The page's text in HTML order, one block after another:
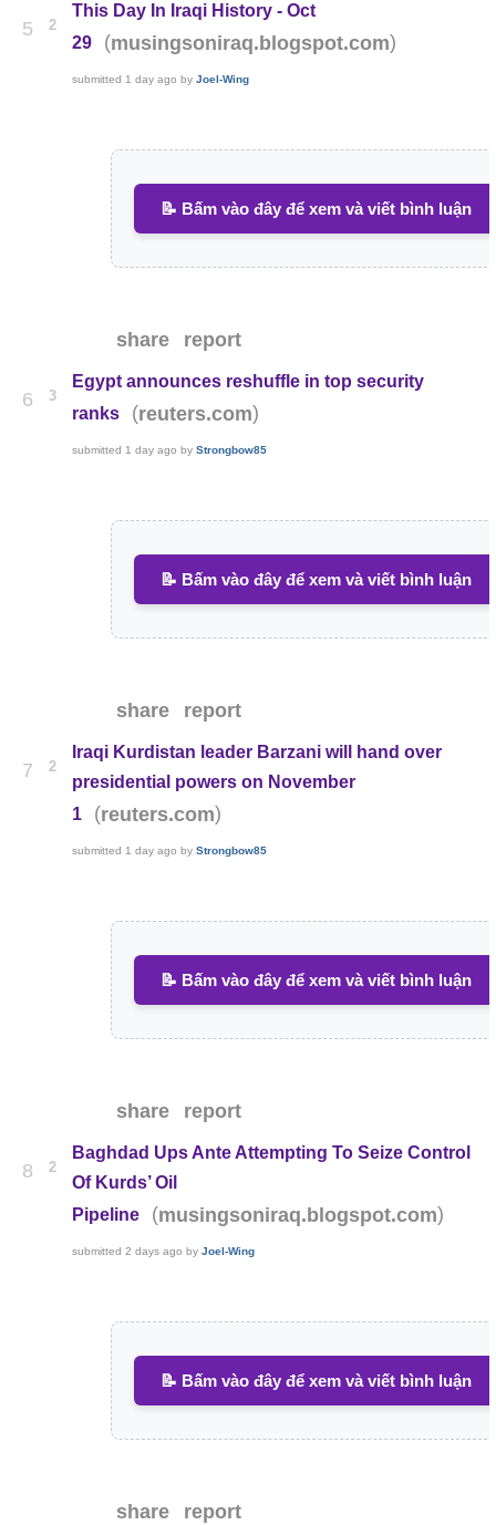
5 2
This Day In Iraqi History - Oct
29
(musingsoniraq.blogspot.com)
submitted 1 day ago byJoel-Wing
📝 Bấm vào đây để xem và viết bình luận
share report
6 3
Egypt announces reshuffle in top security
ranks
(reuters.com)
submitted 1 day ago byStrongbow85
📝 Bấm vào đây để xem và viết bình luận
share report
7 2
Iraqi Kurdistan leader Barzani will hand over
presidential powers on November
1
(reuters.com)
submitted 1 day ago byStrongbow85
📝 Bấm vào đây để xem và viết bình luận
share report
8 2
Baghdad Ups Ante Attempting To Seize Control
Of Kurds’ Oil
Pipeline
(musingsoniraq.blogspot.com)
submitted2 days ago byJoel-Wing
📝 Bấm vào đây để xem và viết bình luận
share report